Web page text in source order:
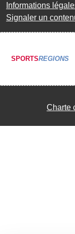
Informations
Signaler un
SPORTSREGIONS
Charte